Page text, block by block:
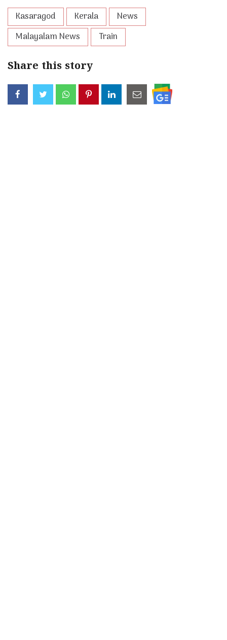
Kasaragod Kerala
News
Malayalam News
Train
Share this story